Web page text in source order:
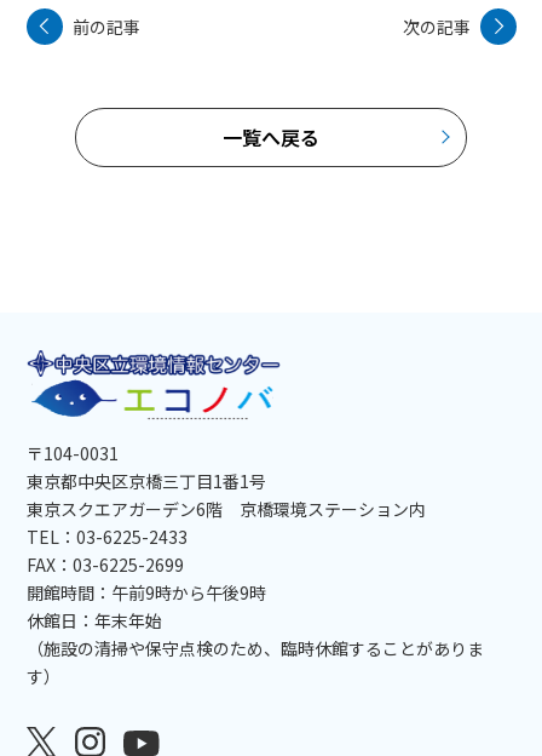
前の記事 次の記事
一覧へ戻る
〒104-0031
東京都中央区京橋三丁目1番1号
東京スクエアガーデン6階 京橋環境ステーション内
TEL：03-6225-2433
FAX：03-6225-2699
開館時間：午前9時から午後9時
休館日：年末年始
（施設の清掃や保守点検のため、臨時休館することがありま
す）